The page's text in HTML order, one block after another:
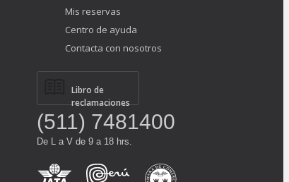
Mis reservas
Centro de ayuda
Contacta con nosotros
Libro de
reclamaciones
(511) 7481400
De L a V de 9 a 18 hrs.